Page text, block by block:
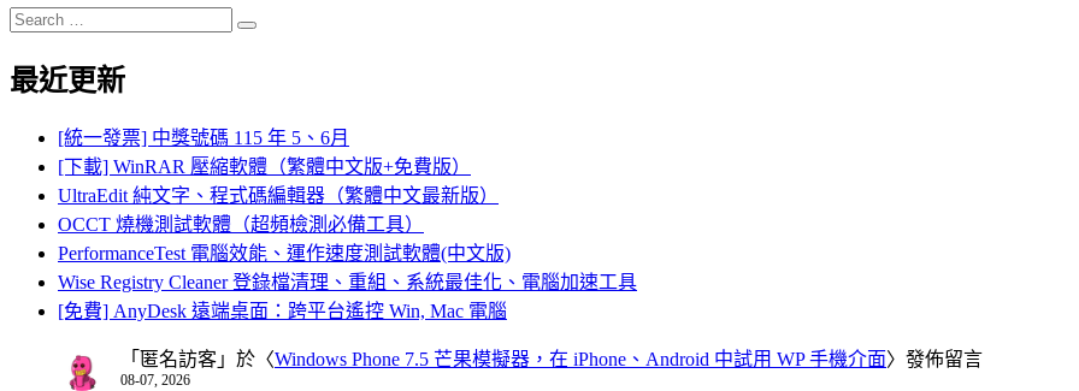
Search
for:
Search
最近更新
[統一發票] 中獎號碼 115 年 5、6月
[下載] WinRAR 壓縮軟體（繁體中文版+免費版）
UltraEdit 純文字、程式碼編輯器（繁體中文最新版）
OCCT 燒機測試軟體（超頻檢測必備工具）
PerformanceTest 電腦效能、運作速度測試軟體(中文版)
Wise Registry Cleaner 登錄檔清理、重組、系統最佳化、電腦加速工具
[免費] AnyDesk 遠端桌面：跨平台遙控 Win, Mac 電腦
「 匿名訪客 」於〈Windows Phone 7.5 芒果模擬器，在 iPhone、Android 中試用 WP 手機介面〉發佈留言
08-07, 2026